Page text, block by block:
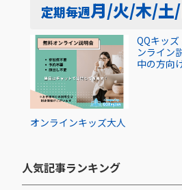
定期毎週月/火/木/土
オンラインキッズ大人
QQキッ
ンライン
中の方向
人気記事ランキング​